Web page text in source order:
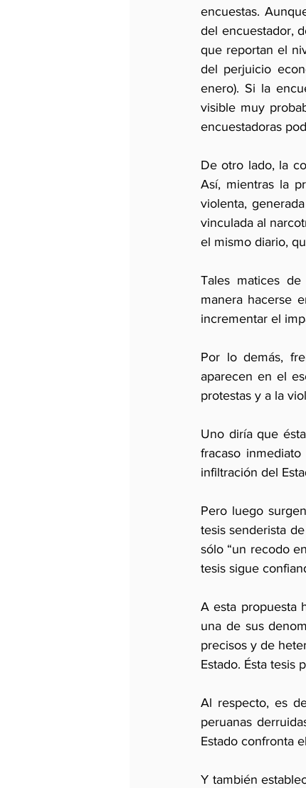
encuestas.
del encuestador,
que reportan el
del perjuicio
enero). Si la
visible muy
encuestadoras
De otro lado, la
Así, mientras la
violenta,
vinculada al
el mismo diario,
Tales matices
manera hacerse
incrementar el
Por lo demás,
aparecen en el
protestas y a la
Uno diría que
fracaso
infiltración del
Pero luego
tesis senderista
sólo “un recodo
tesis sigue
A esta propuesta
una de sus
precisos y de
Estado. Ésta tesis
Al respecto, es
peruanas
Estado confronta
Y también